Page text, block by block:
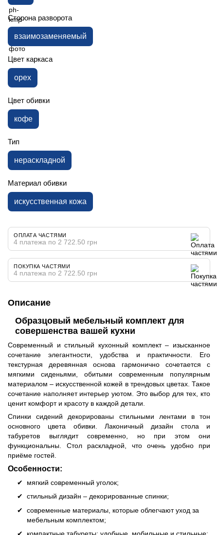
Сторона разворота
взаимозаменяемый
Цвет каркаса
орех
Цвет обивки
кофе
Тип
нераскладной
Материал обивки
искусственная кожа
ОПЛАТА ЧАСТЯМИ
4 платежа по 2 722.50 грн
ПОКУПКА ЧАСТЯМИ
4 платежа по 2 722.50 грн
Описание
Образцовый мебельный комплект для
совершенства вашей кухни
Современный и стильный кухонный комплект – изысканное
сочетание элегантности, удобства и практичности. Его
текстурная деревянная основа гармонично сочетается с
мягкими сиденьями, обитыми современным популярным
материалом – искусственной кожей в трендовых цветах. Такое
сочетание наполняет интерьер уютом. Это выбор для тех, кто
ценит комфорт и красоту в каждой детали.
Спинки сидений декорированы стильными лентами в тон
основного цвета обивки. Лаконичный дизайн стола и
табуретов выглядит современно, но при этом они
функциональны. Стол раскладной, что очень удобно при
приёме гостей.
Особенности:
мягкий современный уголок;
стильный дизайн – декорированные спинки;
современные материалы, которые облегчают уход за
мебельным комплектом;